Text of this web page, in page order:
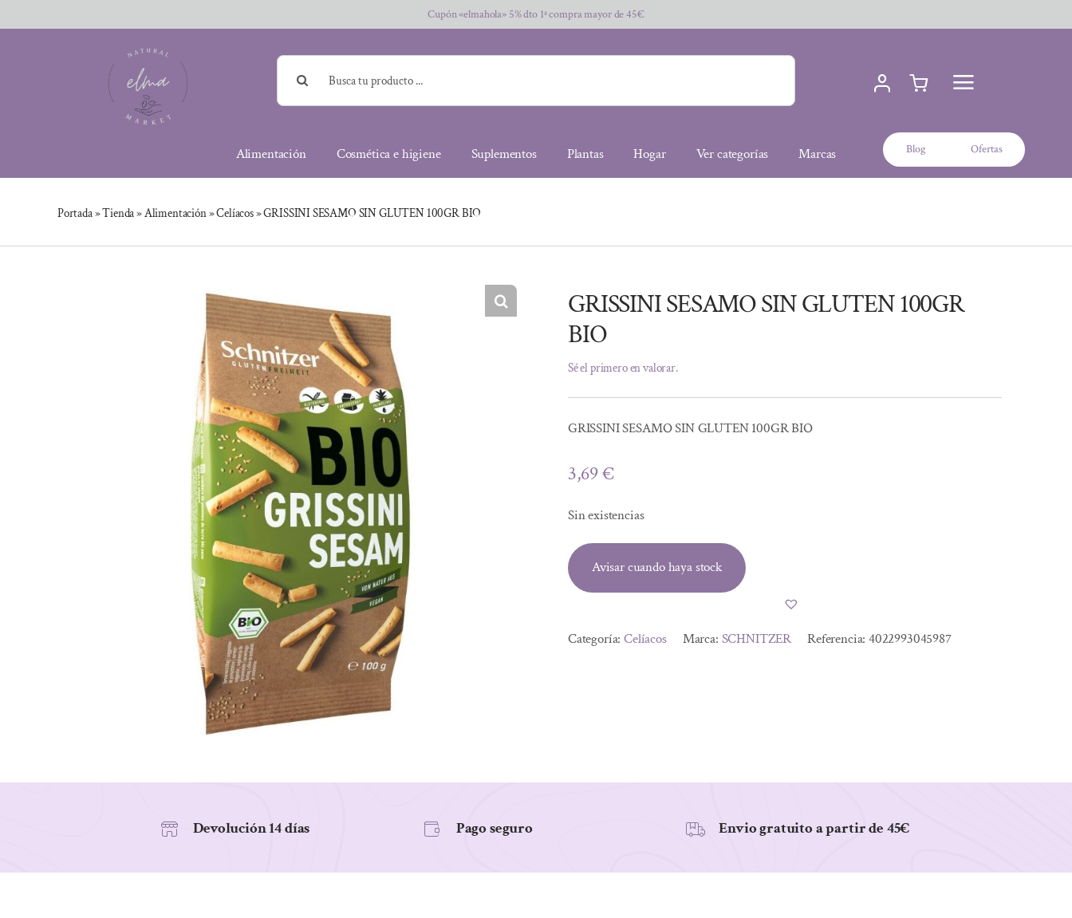
al
Cupón «elmahola» 5% dto 1ª compra mayor de 45€
Buscar:
Alimentación Cosmética e higiene Suplementos Plantas Hogar Ver categorías Marcas Blog Ofertas
Portada»Tienda»Alimentación»Celíacos»GRISSINI SESAMO SIN GLUTEN 100GR BIO
GRISSINI SESAMO SIN GLUTEN 100GR
BIO
Sé el primero en valorar.
GRISSINI SESAMO SIN GLUTEN 100GR BIO
3,69€
Sin existencias
Avisar cuando haya stock
Categoría:Celíacos Marca: SCHNITZER Referencia: 4022993045987
Devolución 14 días Pago seguro Envio gratuito a partir de 45€